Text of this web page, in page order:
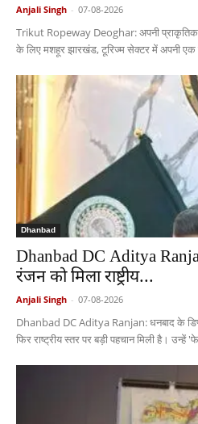
Anjali Singh - 07-08-2026
Trikut Ropeway Deoghar: अपनी प्राकृतिक
के लिए मशहूर झारखंड, टूरिज्म सेक्टर में अपनी एक
Dhanbad
Dhanbad DC Aditya
रंजन को मिला राष्ट्रीय...
Anjali Singh - 07-08-2026
Dhanbad DC Aditya Ranjan: धनबाद के
फिर राष्ट्रीय स्तर पर बड़ी पहचान मिली है। उन्हें